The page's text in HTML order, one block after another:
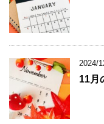
2024/
11月